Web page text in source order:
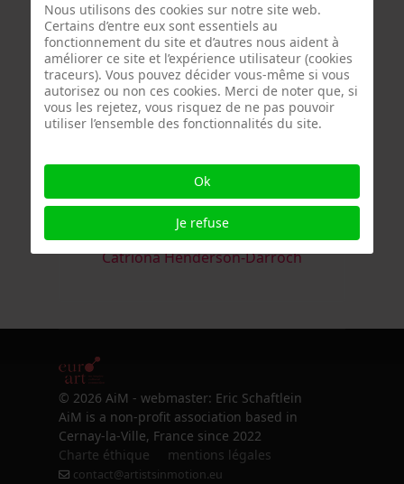
Catriona Henderson-Darroch
© 2026 AiM - webmaster: Eric Schaftlein
AiM is a non-profit association based in
Cernay-la-Ville, France since 2022
Charte éthique
mentions légales
contact@artistsinmotion.eu
Nous utilisons des cookies sur notre site web.
Certains d’entre eux sont essentiels au
fonctionnement du site et d’autres nous aident à
améliorer ce site et l’expérience utilisateur (cookies
traceurs). Vous pouvez décider vous-même si vous
autorisez ou non ces cookies. Merci de noter que, si
vous les rejetez, vous risquez de ne pas pouvoir
utiliser l’ensemble des fonctionnalités du site.
Ok
Je refuse